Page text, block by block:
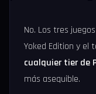
No. Los tres
Yoked Edition y el
cualquier tier de
más asequible.